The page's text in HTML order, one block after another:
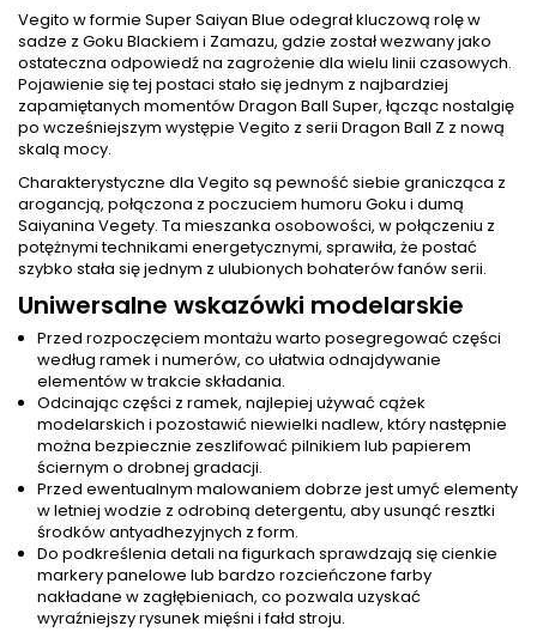
Vegito w formie Super Saiyan Blue odegrał kluczową rolę w
sadze z Goku Blackiem i Zamazu, gdzie został wezwany jako
ostateczna odpowiedź na zagrożenie dla wielu linii czasowych.
Pojawienie się tej postaci stało się jednym z najbardziej
zapamiętanych momentów Dragon Ball Super, łącząc nostalgię
po wcześniejszym występie Vegito z serii Dragon Ball Z z nową
skalą mocy.
Charakterystyczne dla Vegito są pewność siebie granicząca z
arogancją, połączona z poczuciem humoru Goku i dumą
Saiyanina Vegety. Ta mieszanka osobowości, w połączeniu z
potężnymi technikami energetycznymi, sprawiła, że postać
szybko stała się jednym z ulubionych bohaterów fanów serii.
Uniwersalne wskazówki modelarskie
Przed rozpoczęciem montażu warto posegregować części
według ramek i numerów, co ułatwia odnajdywanie
elementów w trakcie składania.
Odcinając części z ramek, najlepiej używać cążek
modelarskich i pozostawić niewielki nadlew, który następnie
można bezpiecznie zeszlifować pilnikiem lub papierem
ściernym o drobnej gradacji.
Przed ewentualnym malowaniem dobrze jest umyć elementy
w letniej wodzie z odrobiną detergentu, aby usunąć resztki
środków antyadhezyjnych z form.
Do podkreślenia detali na figurkach sprawdzają się cienkie
markery panelowe lub bardzo rozcieńczone farby
nakładane w zagłębieniach, co pozwala uzyskać
wyraźniejszy rysunek mięśni i fałd stroju.